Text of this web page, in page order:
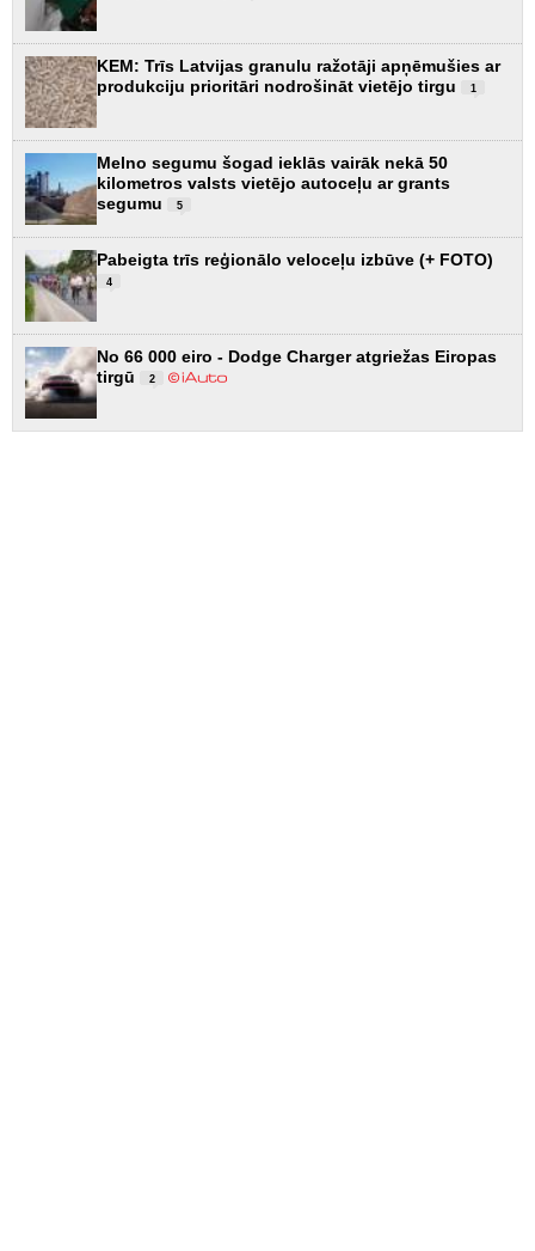
KEM: Trīs Latvijas granulu ražotāji apņēmušies ar
produkciju prioritāri nodrošināt vietējo tirgu
1
Melno segumu šogad ieklās vairāk nekā 50
kilometros valsts vietējo autoceļu ar grants
segumu
5
Pabeigta trīs reģionālo veloceļu izbūve (+ FOTO)
4
No 66 000 eiro - Dodge Charger atgriežas Eiropas
tirgū
2